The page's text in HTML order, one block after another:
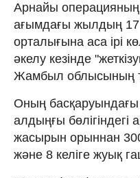
Арнайы операцияның
ағымдағы жылдың
орталығына аса ірі
әкелу кезінде
Жамбыл облысының
Оның басқаруындағы
алдыңғы
жасырын орыннан
және 8 келіге жуық